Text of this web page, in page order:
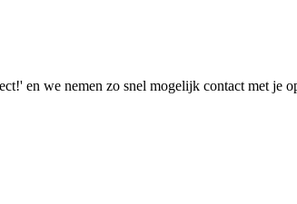
en we nemen zo snel mogelijk contact met je